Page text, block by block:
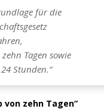
für die
Tagen sowie
Stunden.“
zehn Tagen“